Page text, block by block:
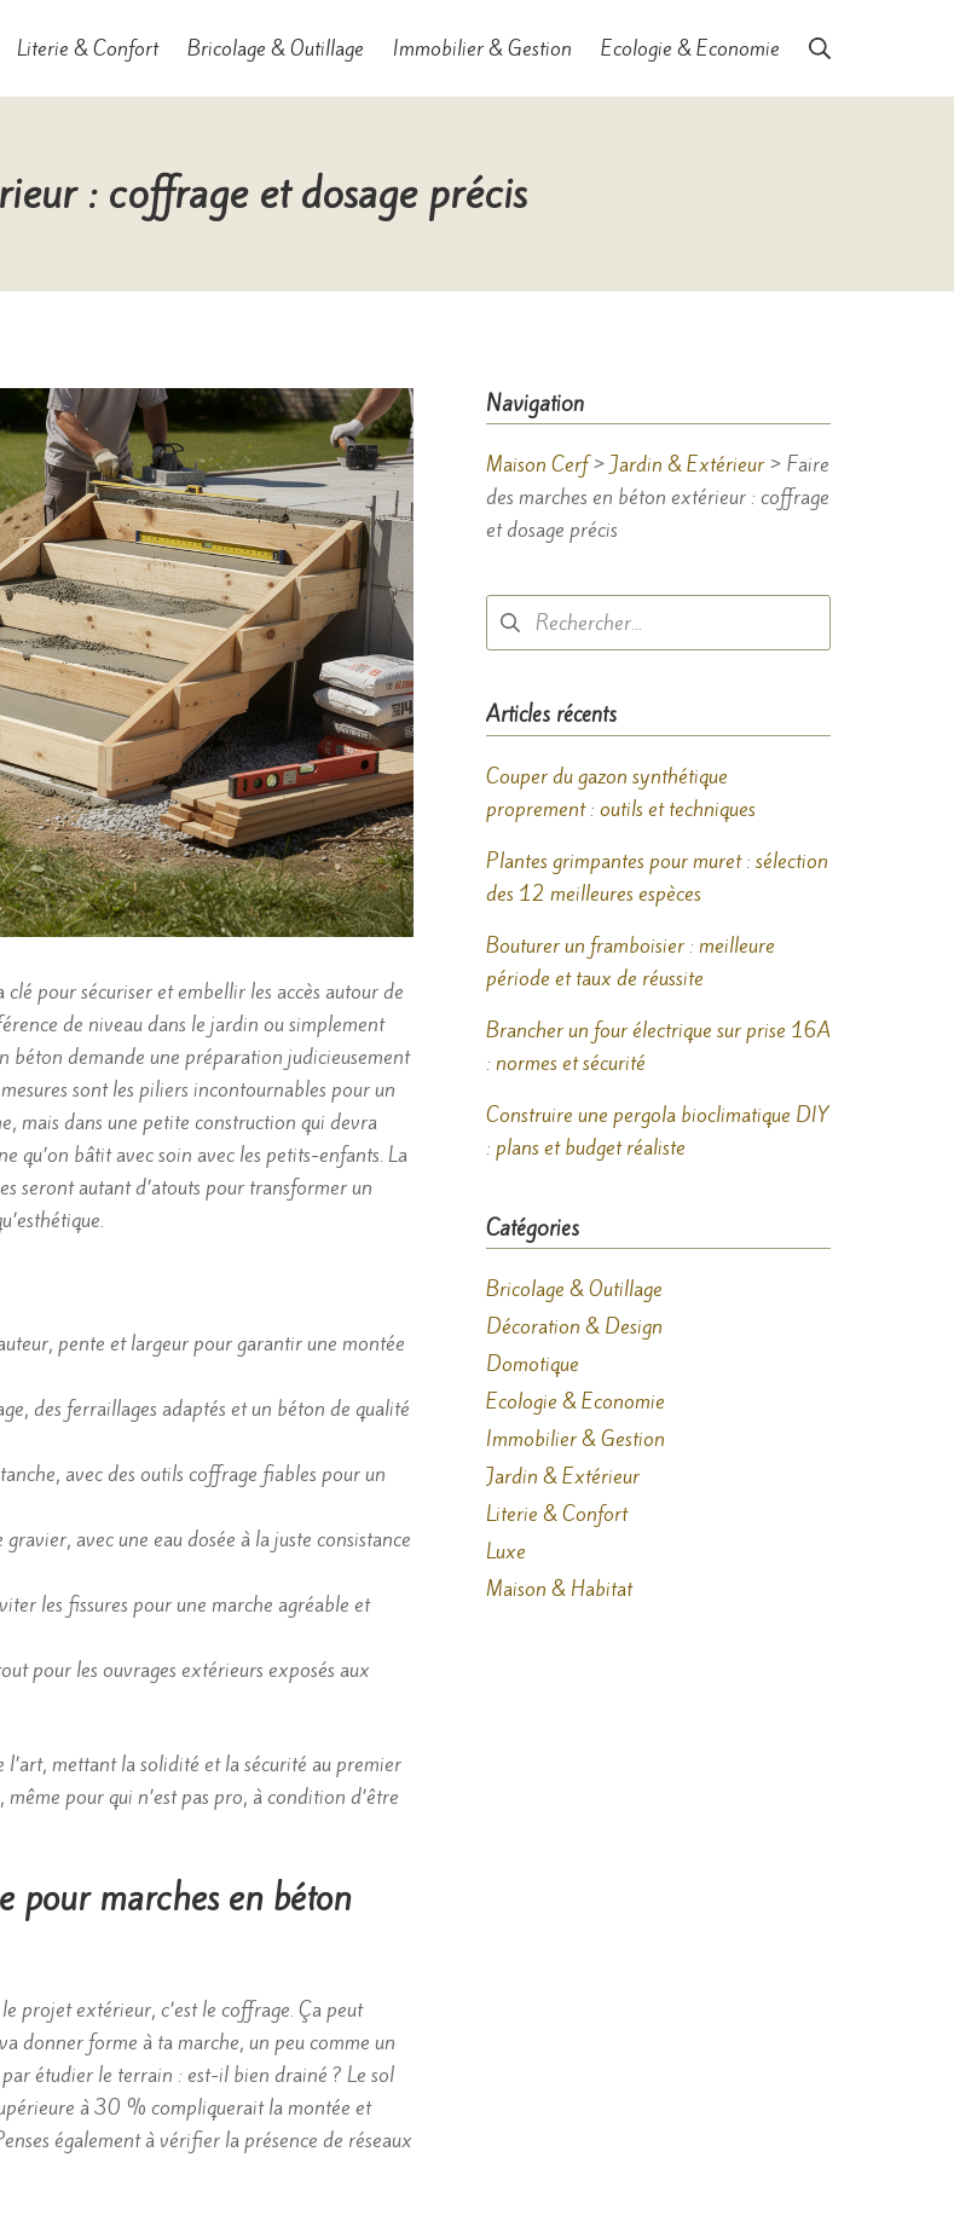
Literie & Confort Bricolage & Outillage Immobilier & Gestion Ecologie & Economie
: coffrage et dosage précis
pour sécuriser et embellir les accès autour de
de niveau dans le jardin ou simplement
béton demande une préparation judicieusement
sont les piliers incontournables pour un
mais dans une petite construction qui devra
qu’on bâtit avec soin avec les petits-enfants. La
seront autant d’atouts pour transformer un
pente et largeur pour garantir une montée
des ferraillages adaptés et un béton de qualité
avec des outils coffrage fiables pour un
avec une eau dosée à la juste consistance
les fissures pour une marche agréable et
pour les ouvrages extérieurs exposés aux
l’art, mettant la solidité et la sécurité au premier
pour qui n’est pas pro, à condition d’être
pour marches en béton
projet extérieur, c’est le coffrage. Ça peut
donner forme à ta marche, un peu comme un
étudier le terrain : est-il bien drainé ? Le sol
à 30 % compliquerait la montée et
également à vérifier la présence de réseaux
Navigation
Maison Cerf> Jardin & Extérieur > Faire
des marches en béton extérieur : coffrage
et dosage précis
Rechercher :
Articles récents
Couper du gazon synthétique
proprement : outils et techniques
Plantes grimpantes pour muret : sélection
des 12 meilleures espèces
Bouturer un framboisier : meilleure
période et taux de réussite
Brancher un four électrique sur prise 16A
: normes et sécurité
Construire une pergola bioclimatique DIY
: plans et budget réaliste
Catégories
Bricolage & Outillage
Décoration & Design
Domotique
Ecologie & Economie
Immobilier & Gestion
Jardin & Extérieur
Literie & Confort
Luxe
Maison & Habitat